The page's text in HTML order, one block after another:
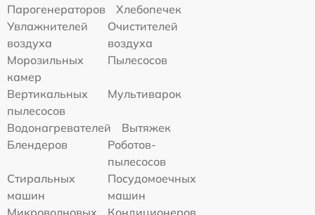
Парогенераторов
Хлебопечек
Увлажнителей
воздуха
Очистителей
воздуха
Морозильных
камер
Пылесосов
Вертикальных
пылесосов
Мультиварок
Водонагревателей
Вытяжек
Блендеров
Роботов-
пылесосов
Стиральных
машин
Посудомоечных
машин
Микроволновых
Кондиционеров